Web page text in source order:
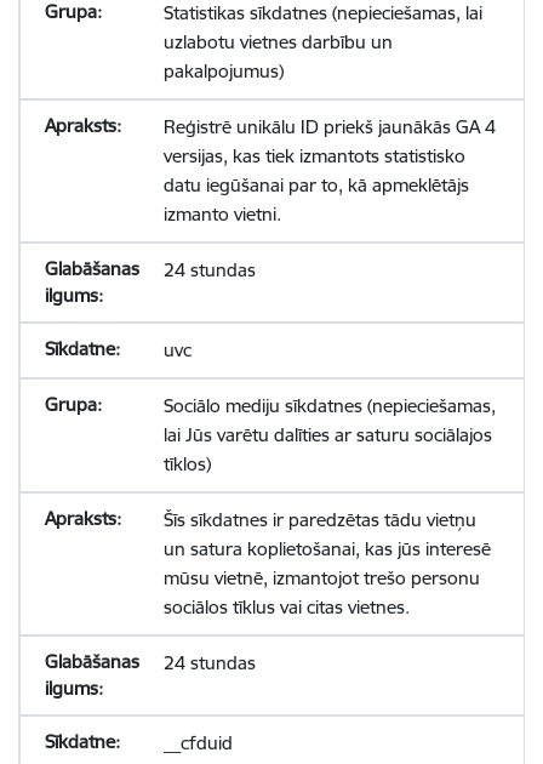
Statistikas sīkdatnes (nepieciešamas, lai
uzlabotu vietnes darbību un
pakalpojumus)
Reģistrē unikālu ID priekš jaunākās GA 4
versijas, kas tiek izmantots statistisko
datu iegūšanai par to, kā apmeklētājs
izmanto vietni.
24 stundas
uvc
Sociālo mediju sīkdatnes (nepieciešamas,
lai Jūs varētu dalīties ar saturu sociālajos
tīklos)
Šīs sīkdatnes ir paredzētas tādu vietņu
un satura koplietošanai, kas jūs interesē
mūsu vietnē, izmantojot trešo personu
sociālos tīklus vai citas vietnes.
24 stundas
__cfduid